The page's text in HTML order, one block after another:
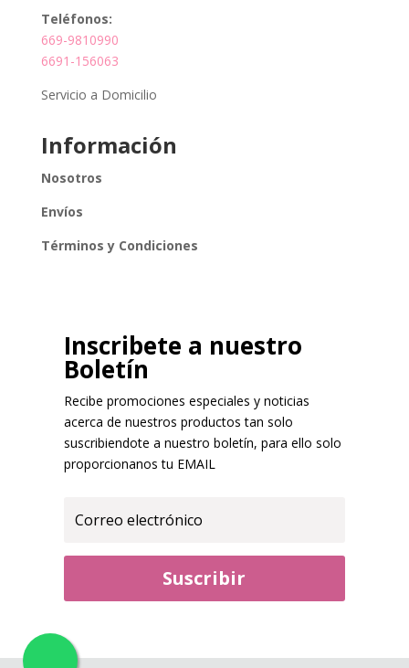
Teléfonos:
669-9810990
6691-156063
Servicio a Domicilio
Información
Nosotros
Envíos
Términos y Condiciones
Inscribete a nuestro
Boletín
Recibe promociones especiales y noticias
acerca de nuestros productos tan solo
suscribiendote a nuestro boletín, para ello solo
proporcionanos tu EMAIL
Suscribir